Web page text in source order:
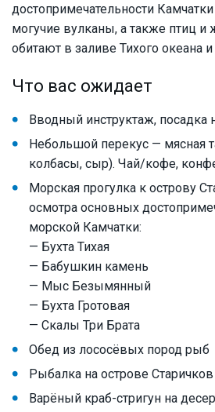
достопримечательности
могучие вулканы, а также птиц
обитают в заливе Тихого океана и
Что вас ожидает
Вводный инструктаж, посадка
Небольшой перекус — мясная
колбасы, сыр). Чай/кофе,
Морская прогулка к острову
осмотра основных
морской Камчатки:
— Бухта Тихая
— Бабушкин камень
— Мыс Безымянный
— Бухта Гротовая
— Скалы Три Брата
Обед из лососёвых пород рыб
Рыбалка на острове
Варёный краб-стригун на